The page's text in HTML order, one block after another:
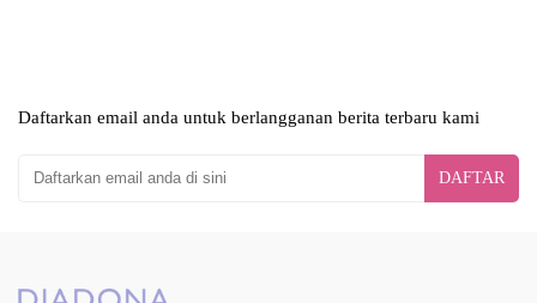
Daftarkan email anda untuk berlangganan berita terbaru kami
DAFTAR